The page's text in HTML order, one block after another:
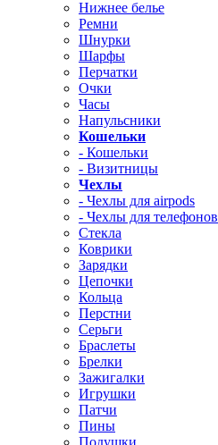
Нижнее белье
Ремни
Шнурки
Шарфы
Перчатки
Очки
Часы
Напульсники
Кошельки
- Кошельки
- Визитницы
Чехлы
- Чехлы для airpods
- Чехлы для телефонов
Стекла
Коврики
Зарядки
Цепочки
Кольца
Перстни
Серьги
Браслеты
Брелки
Зажигалки
Игрушки
Патчи
Пины
Подушки